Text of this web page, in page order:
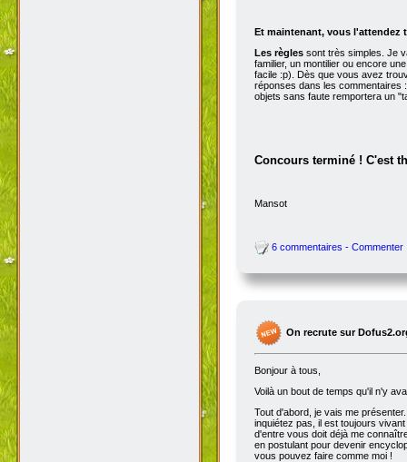
Et maintenant, vous l'attendez
Les règles sont très simples. Je
familier, un montilier ou encore
facile :p). Dès que vous avez
réponses dans les commentaires
objets sans faute remportera un
Concours terminé ! C'est
Mansot
6 commentaires - Commenter
On recrute sur
Bonjour à tous,
Voilà un bout de temps qu'il n'y
Tout d'abord, je vais me
inquiétez pas, il est toujours
d'entre vous doit déjà me
en postulant pour devenir
vous pouvez faire comme moi !